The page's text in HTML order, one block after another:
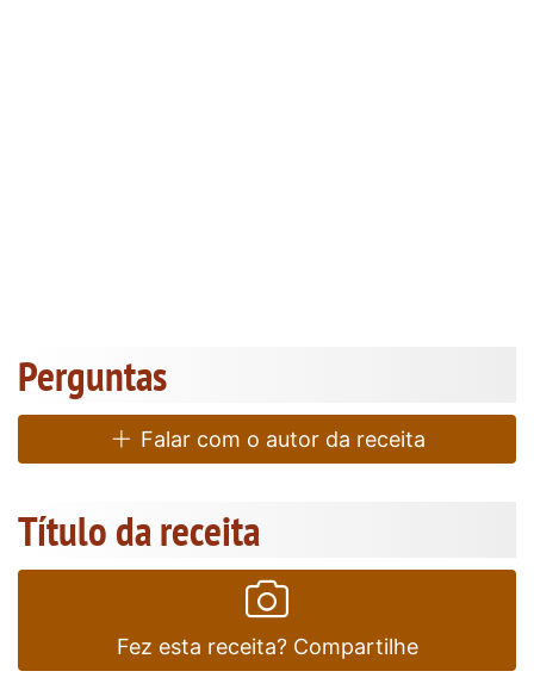
Perguntas
Falar com o autor da receita
Título da receita
Fez esta receita? Compartilhe